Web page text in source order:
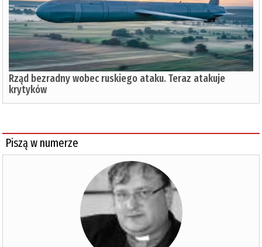
Rząd bezradny wobec ruskiego ataku. Teraz atakuje
krytyków
Piszą w numerze